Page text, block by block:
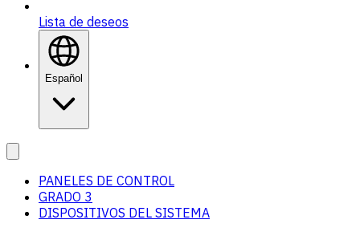
Lista de deseos
Español
PANELES DE CONTROL
GRADO 3
DISPOSITIVOS DEL SISTEMA